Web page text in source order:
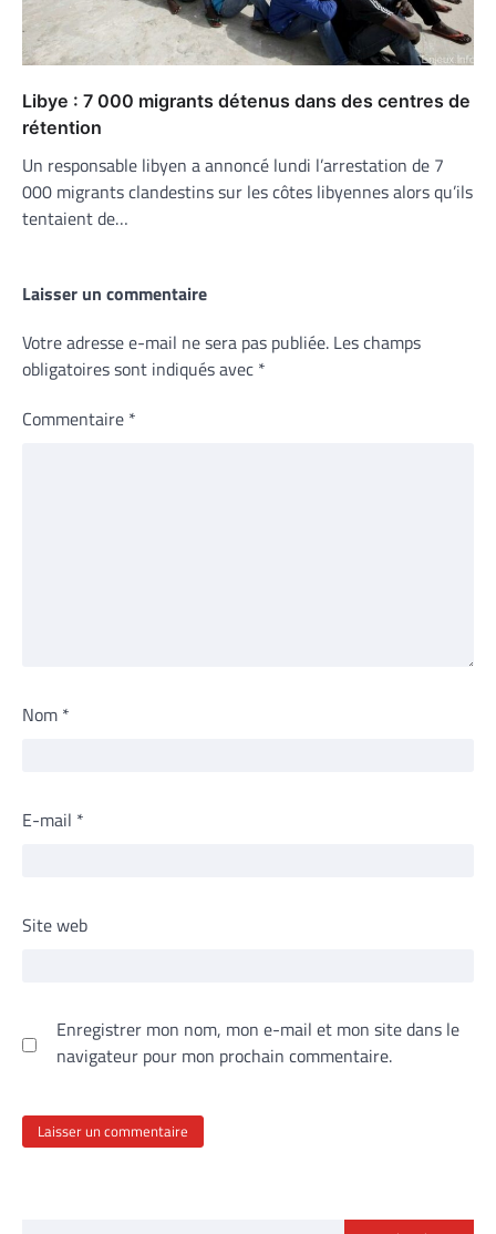
Libye : 7 000 migrants détenus dans des centres de
rétention
Un responsable libyen a annoncé lundi l’arrestation de 7
000 migrants clandestins sur les côtes libyennes alors qu’ils
tentaient de…
Laisser un commentaire
Votre adresse e-mail ne sera pas publiée. Les champs
obligatoires sont indiqués avec *
Commentaire *
Nom *
E-mail *
Site web
Enregistrer mon nom, mon e-mail et mon site dans le
navigateur pour mon prochain commentaire.